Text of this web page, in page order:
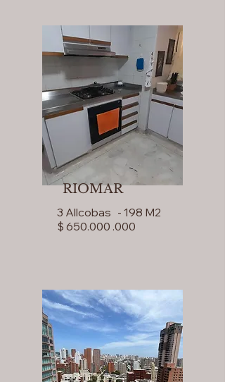
RIOMAR
3 Allcobas - 198 M2
$ 650.000 .000